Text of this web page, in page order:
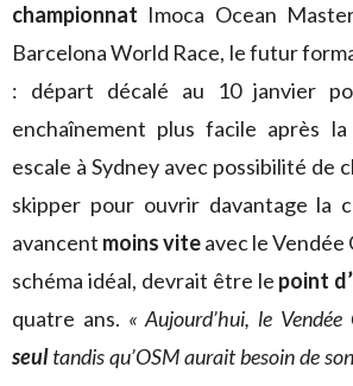
championnat Imoca Ocean
Barcelona World Race, le futur
: départ décalé au 10 janvier
enchaînement plus facile après
escale à Sydney avec possibilité de
skipper pour ouvrir davantage la
avancent moins viteavec le Vendée
schéma idéal, devrait être le point
quatre ans. « Aujourd’hui, le
seultandis qu’OSM aurait besoin de son